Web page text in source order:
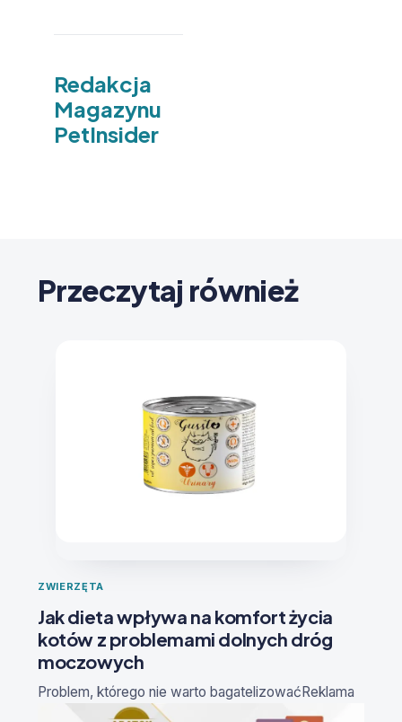
Redakcja
Magazynu
PetInsider
Przeczytaj również
ZWIERZĘTA
Jak dieta wpływa na komfort życia
kotów z problemami dolnych dróg
moczowych
Problem, którego nie warto bagatelizowaćReklama